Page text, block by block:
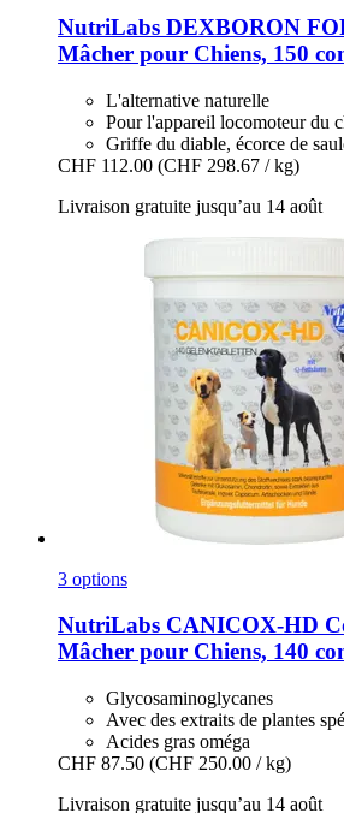
NutriLabs DEXBORON
Mâcher pour Chiens, 150
L'alternative naturelle
Pour l'appareil locomoteur du
Griffe du diable, écorce de
CHF 112.00 (CHF 298.67 / kg)
Livraison gratuite jusqu’au 14 août
3 options
NutriLabs CANICOX-​HD
Mâcher pour Chiens, 140
Glycosaminoglycanes
Avec des extraits de plantes
Acides gras oméga
CHF 87.50 (CHF 250.00 / kg)
Livraison gratuite jusqu’au 14 août